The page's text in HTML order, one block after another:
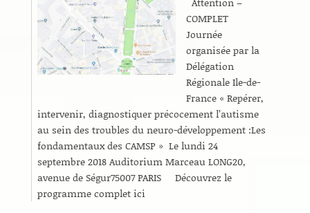
COMPLET
Journée
organisée par la
Délégation
Régionale Ile-de-
France « Repérer,
intervenir, diagnostiquer précocement l’autisme
au sein des troubles du neuro-développement :Les
fondamentaux des CAMSP » Le lundi 24
septembre 2018 Auditorium Marceau LONG20,
avenue de Ségur75007 PARIS Découvrez le
programme complet ici